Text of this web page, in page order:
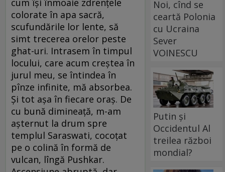
cum îşi înmoaie zdrenţele
colorate în apa sacră,
scufundările lor lente, să
simt trecerea orelor peste
ghat-uri. Intrasem în timpul
locului, care acum creştea în
jurul meu, se întindea în
pînze infinite, mă absorbea.
Şi tot aşa în fiecare oraş. De
cu bună dimineaţă, m-am
aşternut la drum spre
templul Saraswati, cocoţat
pe o colină în formă de
vulcan, lîngă Pushkar.
Noi, cînd se
ceartă Polonia
cu Ucraina
Sever
VOINESCU
Putin și
Occidentul Al
treilea război
mondial?